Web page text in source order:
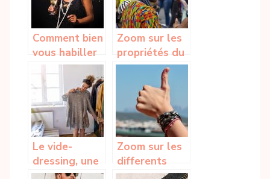
Comment bien
vous habiller
pour la soirée
de fiançailles
de votre
meilleure amie
?
Zoom sur les
propriétés du
tissu africain
Le vide-
dressing, une
tendance
Zoom sur les
differents
types de